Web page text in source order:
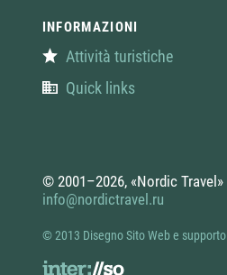
INFORMAZIONI
Attività turistiche
Quick links
© 2001–2026, «Nordic Travel»
info@nordictravel.ru
© 2013 Disegno Sito Web e supporto